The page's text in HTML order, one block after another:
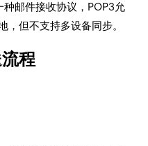
种邮件接收协议，POP3允
，但不支持多设备同步。
程